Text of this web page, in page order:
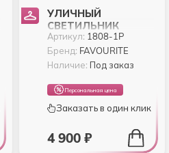
УЛИЧНЫЙ
СВЕТИЛЬНИК
FAVOURITE LONDON
1808-1P
Артикул: 1808-1P
Бренд: FAVOURITE
Наличие: Под заказ
Персональная цена
Заказать в один клик
4 900 ₽